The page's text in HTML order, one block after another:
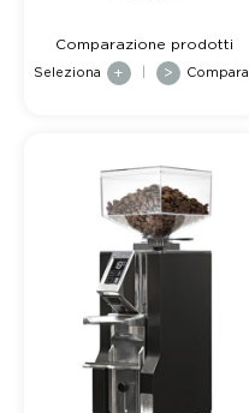
Comparazione prodotti
Seleziona + > Compara